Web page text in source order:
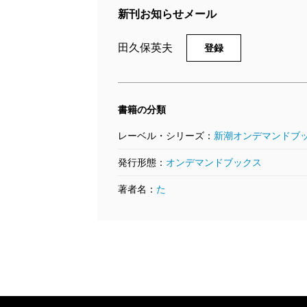
新刊お知らせメール
田久保英夫 登録
書籍の分類
レーベル・シリーズ： 新潮オンデマンドブ
発行形態： オンデマンドブックス
著者名： た